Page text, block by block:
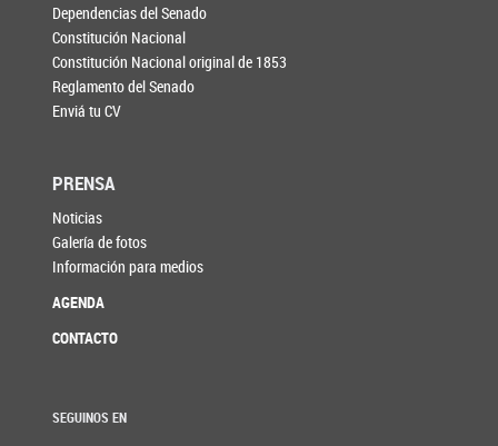
Dependencias del Senado
Constitución Nacional
Constitución Nacional original de 1853
Reglamento del Senado
Enviá tu CV
PRENSA
Noticias
Galería de fotos
Información para medios
AGENDA
CONTACTO
SEGUINOS EN